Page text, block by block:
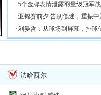
·5个金牌表情泄露羽量级冠军
·亚锦赛前夕 告别低迷，重振
·刘晏含：从球场到屏幕，排球
法哈西尔